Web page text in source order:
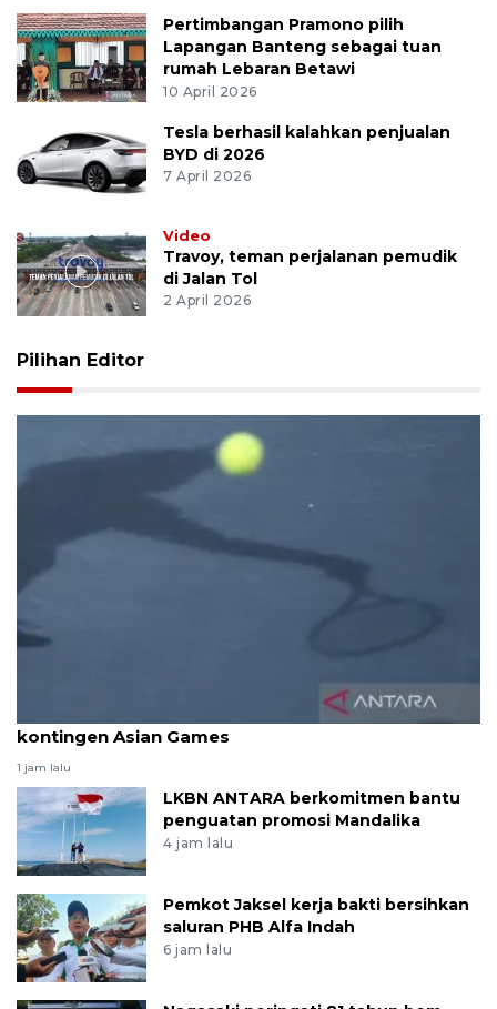
Pertimbangan Pramono pilih
Lapangan Banteng sebagai tuan
rumah Lebaran Betawi
10 April 2026
Tesla berhasil kalahkan penjualan
BYD di 2026
7 April 2026
Video
Travoy, teman perjalanan pemudik
di Jalan Tol
2 April 2026
Pilihan Editor
Pelti tunggu finalisasi pembiayaan keberangkatan
kontingen Asian Games
1 jam lalu
LKBN ANTARA berkomitmen bantu
penguatan promosi Mandalika
4 jam lalu
Pemkot Jaksel kerja bakti bersihkan
saluran PHB Alfa Indah
6 jam lalu